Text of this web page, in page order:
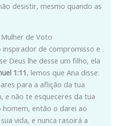
desistir, mesmo quando as
Mulher de Voto
inspirador de compromisso e
Deus lhe desse um filho, ela
1:11, lemos que Ana disse:
para a aflição da tua
e não te esqueceres da tua
homem, então o darei ao
vida, e nunca rasoirá a